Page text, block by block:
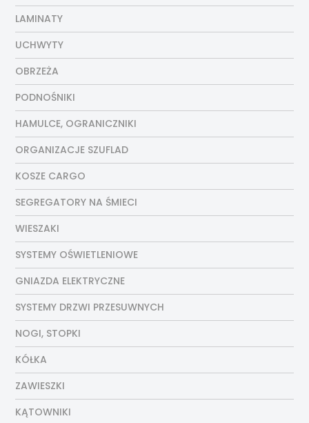
LAMINATY
UCHWYTY
OBRZEŻA
PODNOŚNIKI
HAMULCE, OGRANICZNIKI
ORGANIZACJE SZUFLAD
KOSZE CARGO
SEGREGATORY NA ŚMIECI
WIESZAKI
SYSTEMY OŚWIETLENIOWE
GNIAZDA ELEKTRYCZNE
SYSTEMY DRZWI PRZESUWNYCH
NOGI, STOPKI
KÓŁKA
ZAWIESZKI
KĄTOWNIKI